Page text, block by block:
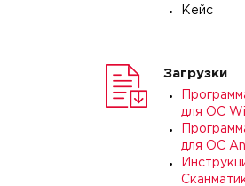
Кейс
Загрузки
для ОС
для ОС